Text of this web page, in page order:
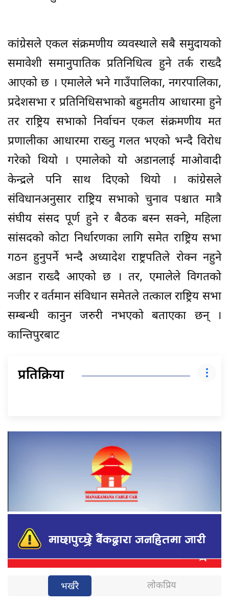
कांग्रेसले एकल संक्रमणीय व्यवस्थाले सबै समुदायको
समावेशी समानुपातिक प्रतिनिधित्व हुने तर्क राख्दै
आएको छ । एमालेले भने गाउँपालिका, नगरपालिका,
प्रदेशसभा र प्रतिनिधिसभाको बहुमतीय आधारमा हुने
तर राष्ट्रिय सभाको निर्वाचन एकल संक्रमणीय मत
प्रणालीका आधारमा राख्नु गलत भएको भन्दै विरोध
गरेको थियो । एमालेको यो अडानलाई माओवादी
केन्द्रले पनि साथ दिएको थियो । कांग्रेसले
संविधानअनुसार राष्ट्रिय सभाको चुनाव पश्चात मात्रै
संघीय संसद पूर्ण हुने र बैठक बस्न सक्ने, महिला
सांसदको कोटा निर्धारणका लागि समेत राष्ट्रिय सभा
गठन हुनुपर्ने भन्दै अध्यादेश राष्ट्रपतिले रोक्न नहुने
अडान राख्दै आएको छ । तर, एमालेले विगतको
नजीर र वर्तमान संविधान समेतले तत्काल राष्ट्रिय सभा
सम्बन्धी कानुन जरुरी नभएको बताएका छन् ।
कान्तिपुरबाट
प्रतिक्रिया
भर्खरै लोकप्रिय